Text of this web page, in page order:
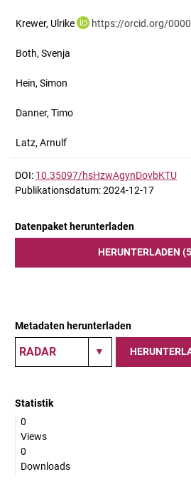
Krewer, Ulrike https://orcid.org/
Both, Svenja
Hein, Simon
Danner, Timo
Latz, Arnulf
DOI: 10.35097/hsHzwAgynDovbKTU
Publikationsdatum: 2024-12-17
Datenpaket herunterladen
HERUNTERLADEN
Metadaten herunterladen
Statistik
0
Views
0
Downloads